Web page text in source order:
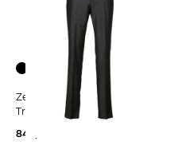
Zegna | Herren Hose aus
Trofeo Wolle
840,00 €